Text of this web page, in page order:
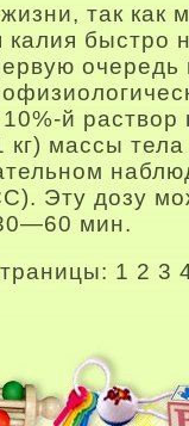
так как
быстро
очередь
й раствор
массы
Эту дозу
мин.
1 2 3